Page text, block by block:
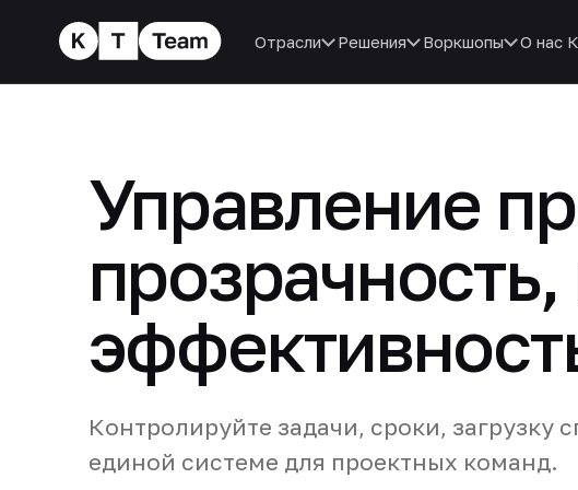
Отрасли Решения Воркшопы О нас
Управление
Контролируйте задачи, сроки, загрузку
единой системе для проектных команд.